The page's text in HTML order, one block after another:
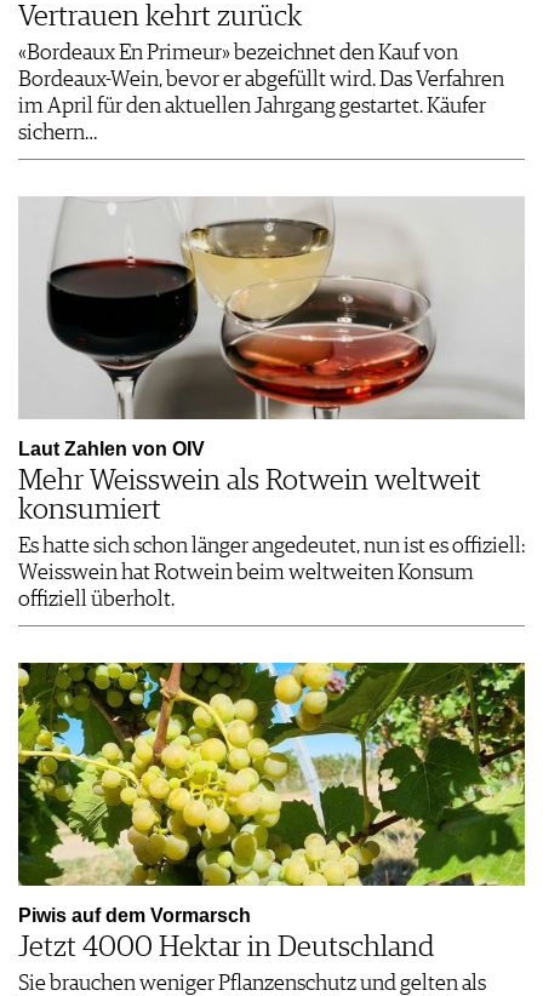
Vertrauen kehrt zurück
«Bordeaux En Primeur» bezeichnet den Kauf von
Bordeaux-Wein, bevor er abgefüllt wird. Das Verfahren
im April für den aktuellen Jahrgang gestartet. Käufer
sichern…
Laut Zahlen von OIV
Mehr Weisswein als Rotwein weltweit
konsumiert
Es hatte sich schon länger angedeutet, nun ist es offiziell:
Weisswein hat Rotwein beim weltweiten Konsum
offiziell überholt.
Piwis auf dem Vormarsch
Jetzt 4000 Hektar in Deutschland
Sie brauchen weniger Pflanzenschutz und gelten als